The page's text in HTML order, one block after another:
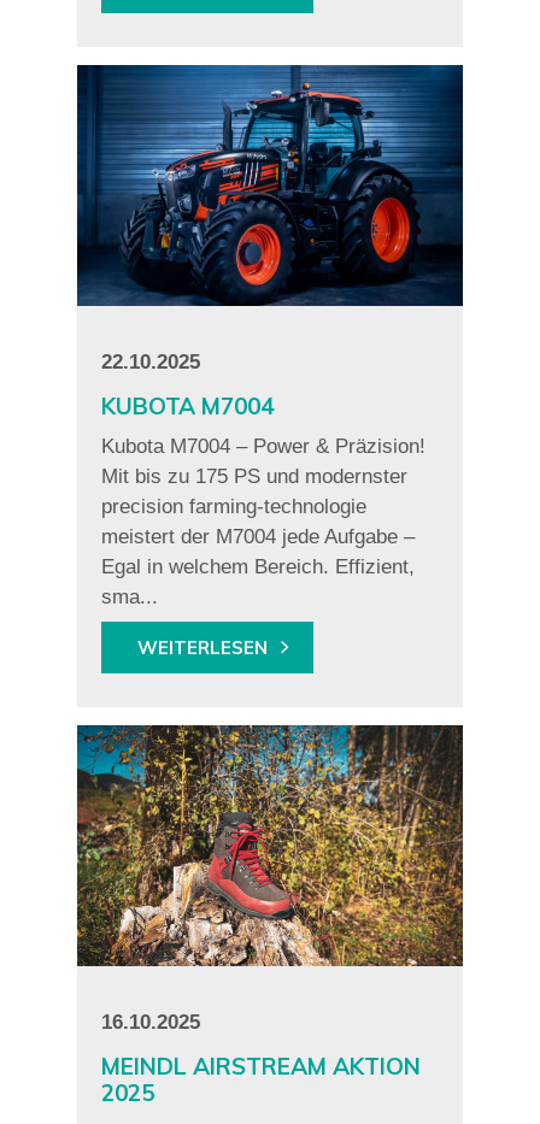
22.10.2025
KUBOTA M7004
Kubota M7004 – Power & Präzision!
Mit bis zu 175 PS und modernster
precision farming-technologie
meistert der M7004 jede Aufgabe –
Egal in welchem Bereich. Effizient,
sma...
WEITERLESEN
16.10.2025
MEINDL AIRSTREAM AKTION
2025